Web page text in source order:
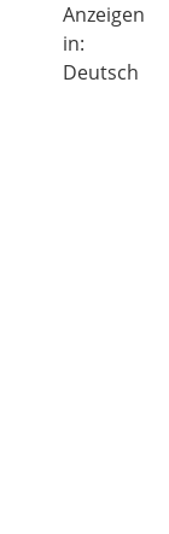
Anzeigen
in:
Deutsch